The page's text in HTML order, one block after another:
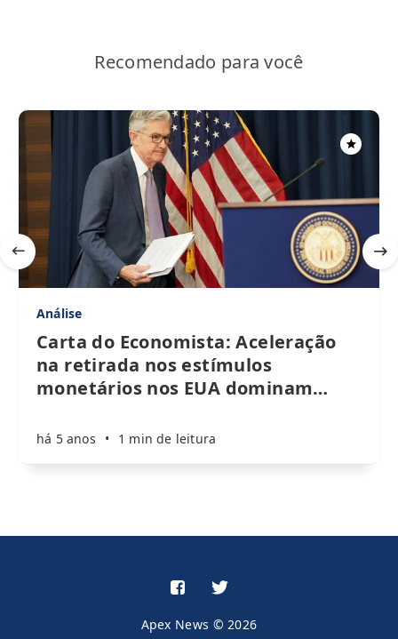
Recomendado para você
Análise
Carta do Economista: Aceleração
na retirada nos estímulos
monetários nos EUA dominam…
há 5 anos • 1 min de leitura
Apex News © 2026